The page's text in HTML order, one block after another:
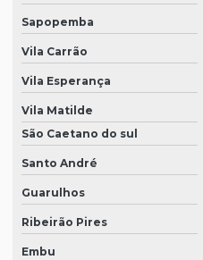
Sapopemba
Vila Carrão
Vila Esperança
Vila Matilde
São Caetano do sul
Santo André
Guarulhos
Ribeirão Pires
Embu